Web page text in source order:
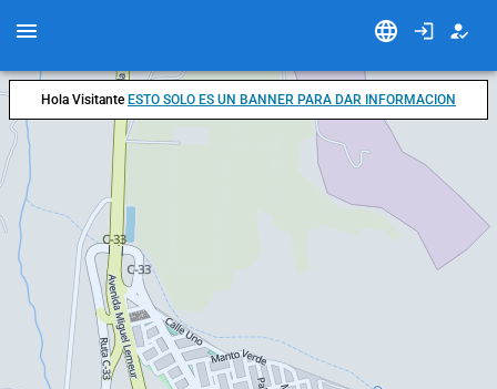
Hola Visitante ESTO SOLO ES UN BANNER PARA DAR INFORMACION